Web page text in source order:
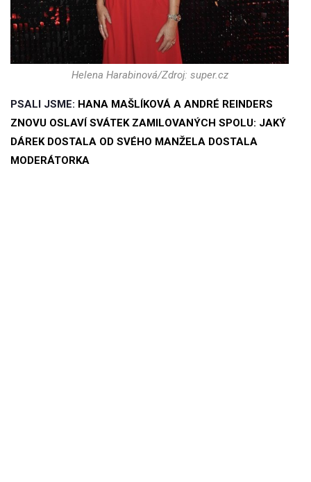
Helena Harabinová/Zdroj: super.cz
PSALI JSME: HANA MAŠLÍKOVÁ A ANDRÉ REINDERS
ZNOVU OSLAVÍ SVÁTEK ZAMILOVANÝCH SPOLU: JAKÝ
DÁREK DOSTALA OD SVÉHO MANŽELA DOSTALA
MODERÁTORKA